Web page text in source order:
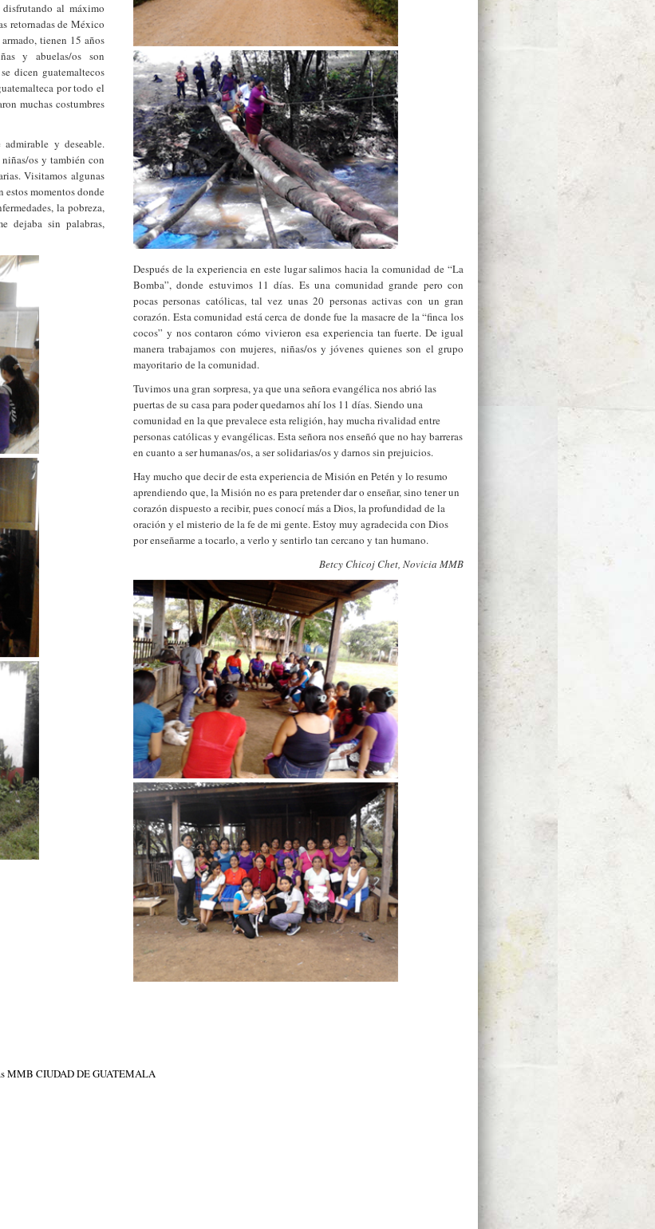
al máximo
retornadas de México
tienen 15 años
y abuelas/os son
dicen guatemaltecos
por todo el
muchas costumbres
y deseable.
os y también con
Visitamos algunas
estos momentos donde
la pobreza,
dejaba sin palabras,
Después de la experiencia en este lugar salimos hacia la comunidad de “La
Bomba”, donde estuvimos 11 días. Es una comunidad grande pero con
pocas personas católicas, tal vez unas 20 personas activas con un gran
corazón. Esta comunidad está cerca de donde fue la masacre de la “finca los
cocos” y nos contaron cómo vivieron esa experiencia tan fuerte. De igual
manera trabajamos con mujeres, niñas/os y jóvenes quienes son el grupo
mayoritario de la comunidad.
Tuvimos una gran sorpresa, ya que una señora evangélica nos abrió las
puertas de su casa para poder quedarnos ahí los 11 días. Siendo una
comunidad en la que prevalece esta religión, hay mucha rivalidad entre
personas católicas y evangélicas. Esta señora nos enseñó que no hay barreras
en cuanto a ser humanas/os, a ser solidarias/os y darnos sin prejuicios.
Hay mucho que decir de esta experiencia de Misión en Petén y lo resumo
aprendiendo que, la Misión no es para pretender dar o enseñar, sino tener un
corazón dispuesto a recibir, pues conocí más a Dios, la profundidad de la
oración y el misterio de la fe de mi gente. Estoy muy agradecida con Dios
por enseñarme a tocarlo, a verlo y sentirlo tan cercano y tan humano.
Betcy Chicoj Chet, Novicia MMB
MMB CIUDAD DE GUATEMALA